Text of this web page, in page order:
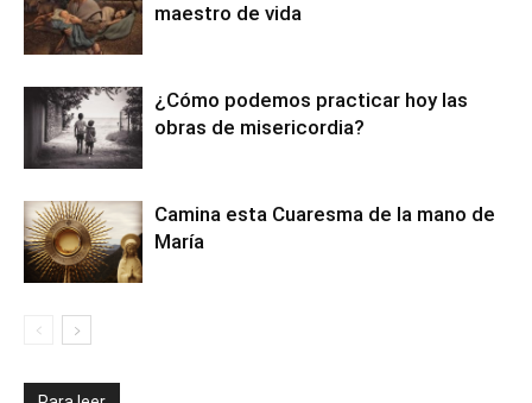
maestro de vida
¿Cómo podemos practicar hoy las
obras de misericordia?
Camina esta Cuaresma de la mano de
María